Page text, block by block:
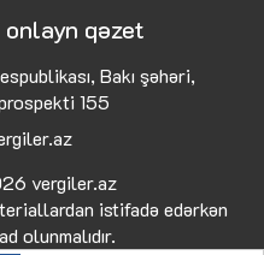
qəzet
Bakı şəhəri,
155
vergiler.az
istifadə edərkən
olunmalıdır.